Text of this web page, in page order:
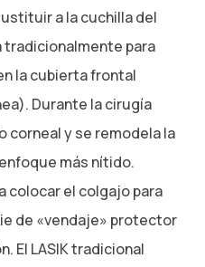
a la cuchilla del
para
la cubierta frontal
Durante la cirugía
corneal y se remodela la
más nítido.
colocar el colgajo para
de «vendaje» protector
El LASIK tradicional